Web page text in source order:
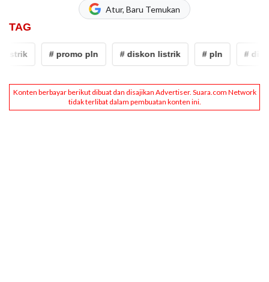
Atur, Baru Temukan
TAG
# promo pln # diskon listrik # pln #